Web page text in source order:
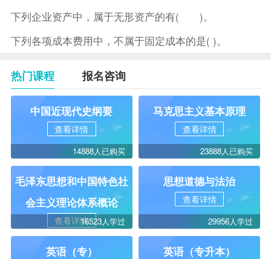
下列企业资产中，属于无形资产的有( )。
下列各项成本费用中，不属于固定成本的是( )。
热门课程 报名咨询
中国近现代史纲要
查看详情
14888人已购买
马克思主义基本原理
查看详情
23888人已购买
毛泽东思想和中国特色社
会主义理论体系概论
查看详情16523人学过
思想道德与法治
查看详情
29956人学过
英语（专） 英语（专升本）